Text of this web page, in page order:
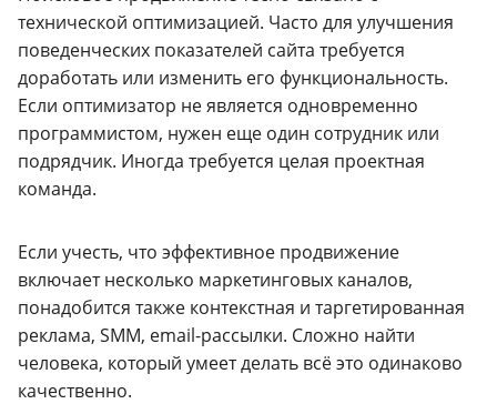
технической оптимизацией. Часто для улучшения
поведенческих показателей сайта требуется
доработать или изменить его функциональность.
Если оптимизатор не является одновременно
программистом, нужен еще один сотрудник или
подрядчик. Иногда требуется целая проектная
команда.
Если учесть, что эффективное продвижение
включает несколько маркетинговых каналов,
понадобится также контекстная и таргетированная
реклама, SMM, email-рассылки. Сложно найти
человека, который умеет делать всё это одинаково
качественно.